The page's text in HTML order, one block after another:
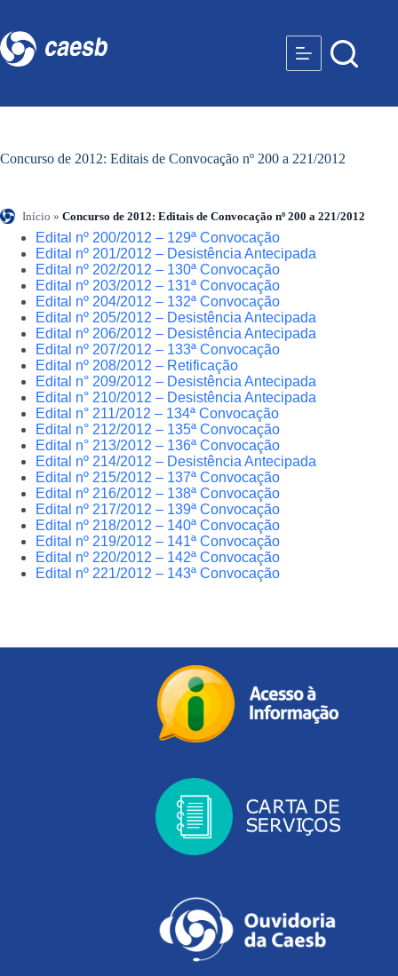
Concurso de 2012: Editais de Convocação nº 200 a 221/2012
Início » Concurso de 2012: Editais de Convocação nº 200 a 221/2012
Edital nº 200/2012 – 129ª Convocação
Edital nº 201/2012 – Desistência Antecipada
Edital nº 202/2012 – 130ª Convocação
Edital nº 203/2012 – 131ª Convocação
Edital nº 204/2012 – 132ª Convocação
Edital nº 205/2012 – Desistência Antecipada
Edital nº 206/2012 – Desistência Antecipada
Edital nº 207/2012 – 133ª Convocação
Edital nº 208/2012 – Retificação
Edital n° 209/2012 – Desistência Antecipada
Edital n° 210/2012 – Desistência Antecipada
Edital n° 211/2012 – 134ª Convocação
Edital n° 212/2012 – 135ª Convocação
Edital n° 213/2012 – 136ª Convocação
Edital nº 214/2012 – Desistência Antecipada
Edital nº 215/2012 – 137ª Convocação
Edital nº 216/2012 – 138ª Convocação
Edital nº 217/2012 – 139ª Convocação
Edital nº 218/2012 – 140ª Convocação
Edital nº 219/2012 – 141ª Convocação
Edital nº 220/2012 – 142ª Convocação
Edital nº 221/2012 – 143ª Convocação